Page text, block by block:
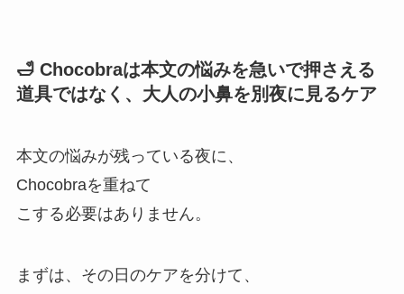
🛁 Chocobraは本文の悩みを急いで押さえる
道具ではなく、大人の小鼻を別夜に見るケア
本文の悩みが残っている夜に、
Chocobraを重ねて
こする必要はありません。
まずは、その日のケアを分けて、